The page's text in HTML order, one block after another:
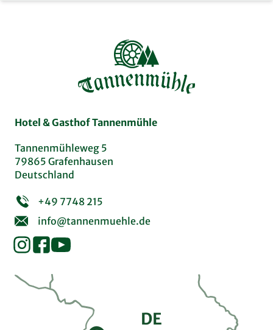
Hotel & Gasthof Tannenmühle
Tannenmühleweg 5
79865 Grafenhausen
Deutschland
+49 7748 215
info@tannenmuehle.de
DE